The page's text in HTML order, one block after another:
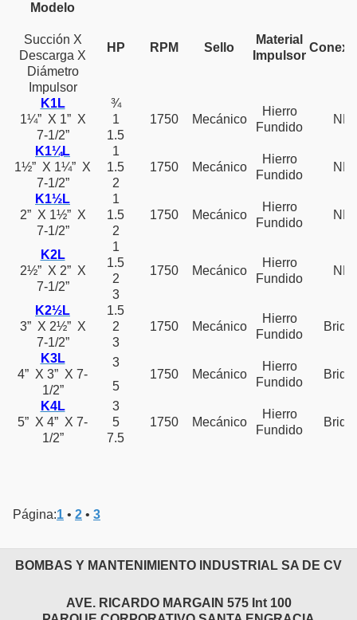
Modelo
Succión X
Descarga X
Diámetro
Impulsor
HP RPM Sello
Material
Impulsor
K1L
1¼” X 1” X
7-1/2”
¾
1750
Mecánico
Hierro
Fundido
1
1.5
K1¼L
1½” X 1¼” X
7-1/2”
1
1750
Mecánico
Hierro
Fundido
1.5
2
K1½L
2” X 1½” X
7-1/2”
1
1750
Mecánico
Hierro
Fundido
1.5
2
K2L
2½” X 2” X
7-1/2”
1
1750
Mecánico
Hierro
Fundido
1.5
2
3
K2½L
3” X 2½” X
7-1/2”
1.5
1750
Mecánico
Hierro
Fundido
2
3
K3L
4” X 3” X 7-
1/2”
3
1750
Mecánico
Hierro
Fundido
5
K4L
5” X 4” X 7-
1/2”
3
1750
Mecánico
Hierro
Fundido
5
7.5
Página:1 • 2 • 3
BOMBAS Y MANTENIMIENTO INDUSTRIAL SA DE CV
AVE. RICARDO MARGAIN 575 Int 100